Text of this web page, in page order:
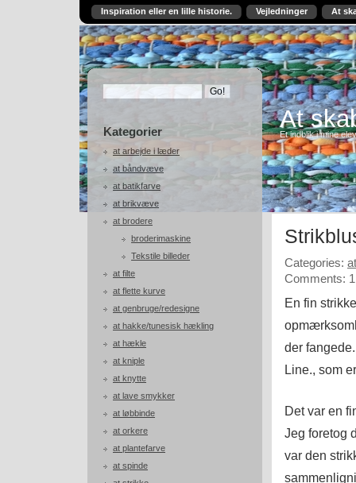
Inspiration eller en lille historie. Vejledninger At
Kategorier
at arbejde i læder
at båndvæve
at batikfarve
at brikvæve
at brodere
broderimaskine
Tekstile billeder
at filte
at flette kurve
at genbruge/redesigne
at hakke/tunesisk hækling
at hækle
at kniple
at knytte
at lave smykker
at løbbinde
at orkere
at plantefarve
at spinde
At
Et indblik i mine
Categories:
Comments: 1
En fin
der
Line., som
Det var en
Jeg foretog
var den